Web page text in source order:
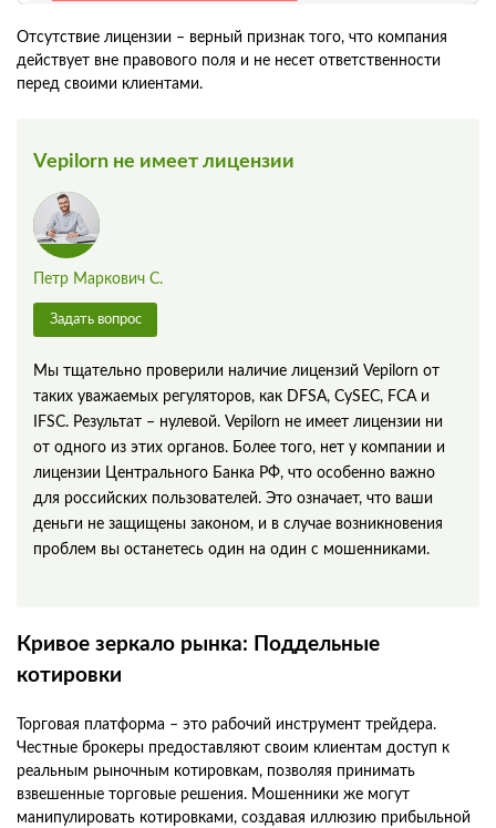
Отсутствие лицензии – верный признак того, что компания
действует вне правового поля и не несет ответственности
перед своими клиентами.
Vepilorn не имеет лицензии
Петр Маркович С.
Задать вопрос
Мы тщательно проверили наличие лицензий Vepilorn от
таких уважаемых регуляторов, как DFSA, CySEC, FCA и
IFSC. Результат – нулевой. Vepilorn не имеет лицензии ни
от одного из этих органов. Более того, нет у компании и
лицензии Центрального Банка РФ, что особенно важно
для российских пользователей. Это означает, что ваши
деньги не защищены законом, и в случае возникновения
проблем вы останетесь один на один с мошенниками.
Кривое зеркало рынка: Поддельные
котировки
Торговая платформа – это рабочий инструмент трейдера.
Честные брокеры предоставляют своим клиентам доступ к
реальным рыночным котировкам, позволяя принимать
взвешенные торговые решения. Мошенники же могут
манипулировать котировками, создавая иллюзию прибыльной